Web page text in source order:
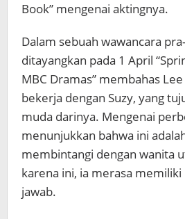
Book” mengenai aktingnya.
Dalam sebuah wawancara pra
ditayangkan pada 1 April “
MBC Dramas” membahas Lee
bekerja dengan Suzy, yang
muda darinya. Mengenai
menunjukkan bahwa ini
membintangi dengan wanita
karena ini, ia merasa memiliki
jawab.